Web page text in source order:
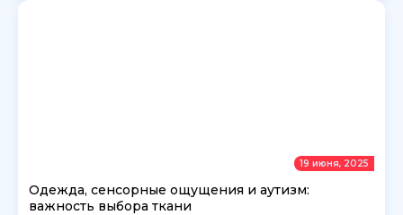
19 июня, 2025
Одежда, сенсорные ощущения и аутизм:
важность выбора ткани